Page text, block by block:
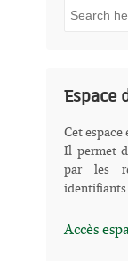
Recherche
Espace
Cet
Il permet
par les
identifiants
Accès